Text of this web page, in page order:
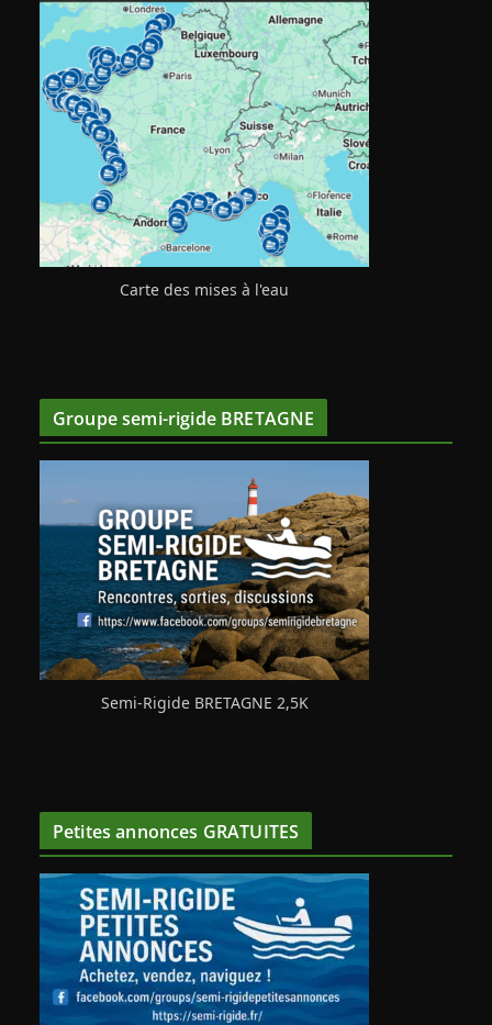
Carte des mises à l'eau
Groupe semi-rigide BRETAGNE
Semi-Rigide BRETAGNE 2,5K
Petites annonces GRATUITES